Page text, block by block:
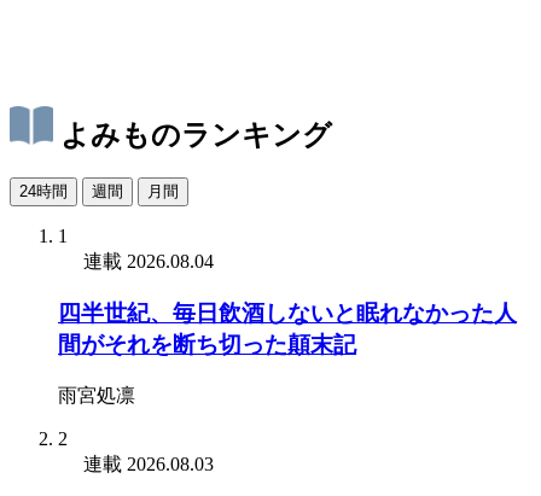
よみものランキング
24時間 週間 月間
1
連載 2026.08.04
四半世紀、毎日飲酒しないと眠れなかった人
間がそれを断ち切った顛末記
雨宮処凛
2
連載 2026.08.03